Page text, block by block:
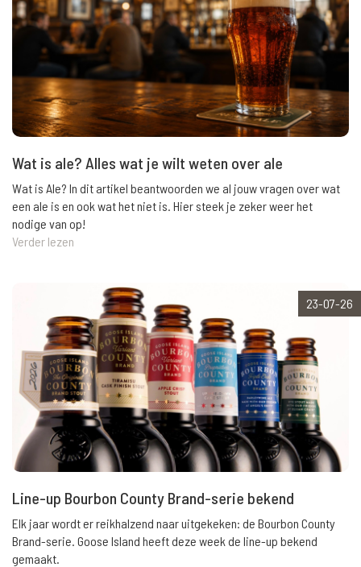
Wat is ale? Alles wat je wilt weten over ale
Wat is Ale? In dit artikel beantwoorden we al jouw vragen over wat
een ale is en ook wat het niet is. Hier steek je zeker weer het
nodige van op!
Verder lezen
23-07-26
Line-up Bourbon County Brand-serie bekend
Elk jaar wordt er reikhalzend naar uitgekeken: de Bourbon County
Brand-serie. Goose Island heeft deze week de line-up bekend
gemaakt.